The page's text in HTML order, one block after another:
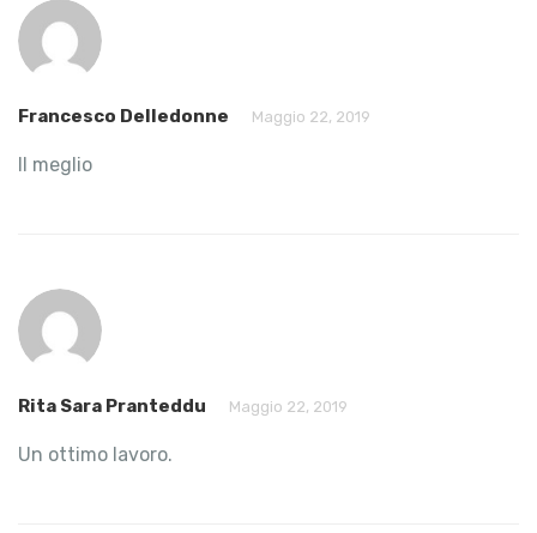
Francesco Delledonne Maggio 22, 2019
Il meglio
Rita Sara Pranteddu Maggio 22, 2019
Un ottimo lavoro.